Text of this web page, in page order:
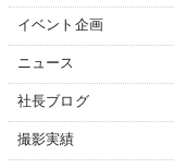
イベント企画
ニュース
社長ブログ
撮影実績